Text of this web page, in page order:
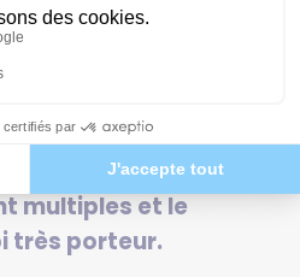
en équipe et est proactif
nécessités du praticien.
d’hygiène, précis,
multiples et le
très porteur.